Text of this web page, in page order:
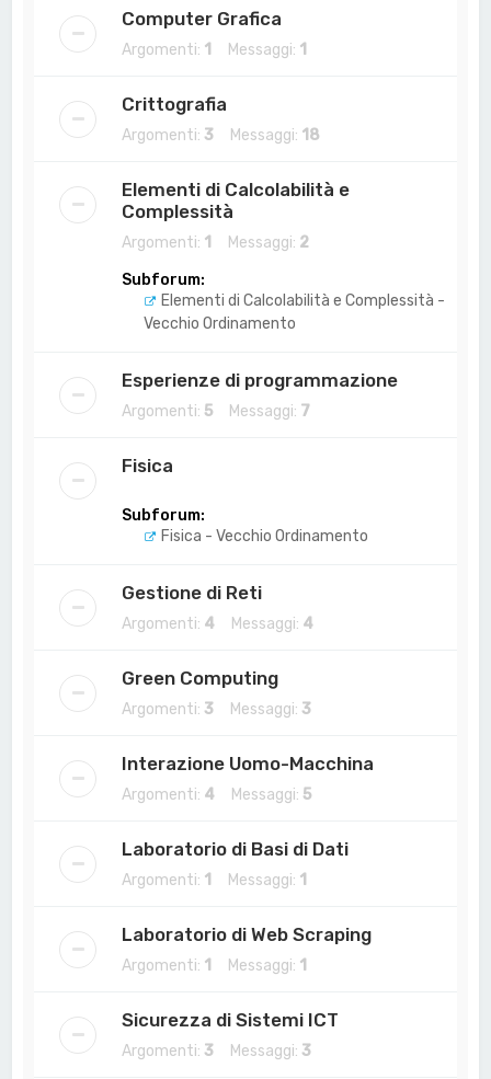
Computer Grafica
Argomenti: 1 Messaggi: 1
Crittografia
Argomenti: 3 Messaggi: 18
Elementi di Calcolabilità e
Complessità
Argomenti: 1 Messaggi: 2
Subforum:
Elementi di Calcolabilità e Complessità -
Vecchio Ordinamento
Esperienze di programmazione
Argomenti: 5 Messaggi: 7
Fisica
Subforum:
Fisica - Vecchio Ordinamento
Gestione di Reti
Argomenti: 4 Messaggi: 4
Green Computing
Argomenti: 3 Messaggi: 3
Interazione Uomo-Macchina
Argomenti: 4 Messaggi: 5
Laboratorio di Basi di Dati
Argomenti: 1 Messaggi: 1
Laboratorio di Web Scraping
Argomenti: 1 Messaggi: 1
Sicurezza di Sistemi ICT
Argomenti: 3 Messaggi: 3